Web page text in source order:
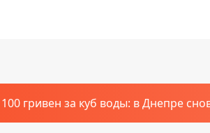
гривен за куб воды: в Днепре